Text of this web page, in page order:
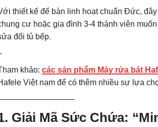
thiết kế để bàn linh hoạt chuẩn Đức,
cư hoặc gia đình 3-4 thành viên
đổi tủ bếp.
khảo: các sản phẩm Máy rửa bát
Việt nam để có thêm nhiều sự lựa
Giải Mã Sức Chứa: